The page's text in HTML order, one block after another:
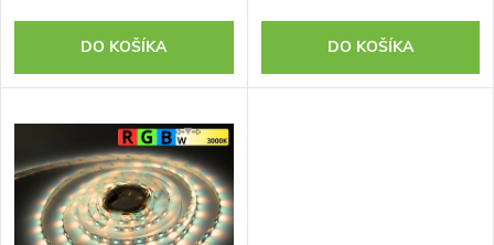
DO KOŠÍKA DO KOŠÍKA